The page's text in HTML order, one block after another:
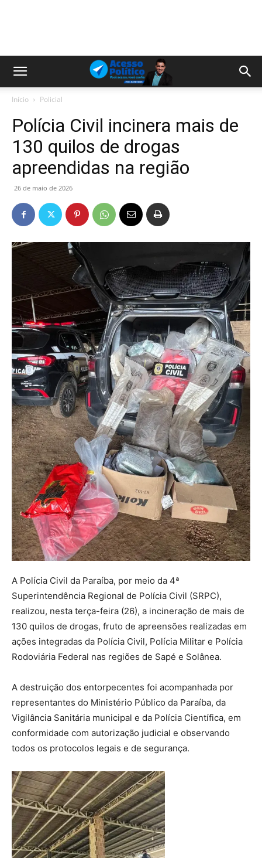
Início Policial
Polícia Civil incinera mais de
130 quilos de drogas
apreendidas na região
26 de maio de 2026
A Polícia Civil da Paraíba, por meio da 4ª
Superintendência Regional de Polícia Civil (SRPC),
realizou, nesta terça-feira (26), a incineração de mais de
130 quilos de drogas, fruto de apreensões realizadas em
ações integradas da Polícia Civil, Polícia Militar e Polícia
Rodoviária Federal nas regiões de Sapé e Solânea.
A destruição dos entorpecentes foi acompanhada por
representantes do Ministério Público da Paraíba, da
Vigilância Sanitária municipal e da Polícia Científica, em
conformidade com autorização judicial e observando
todos os protocolos legais e de segurança.